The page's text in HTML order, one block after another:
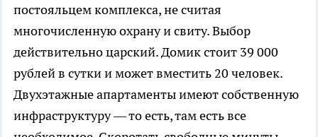
постояльцем комплекса, не считая
многочисленную охрану и свиту. Выбор
действительно царский. Домик стоит 39 000
рублей в сутки и может вместить 20 человек.
Двухэтажные апартаменты имеют собственную
инфраструктуру — то есть, там есть все